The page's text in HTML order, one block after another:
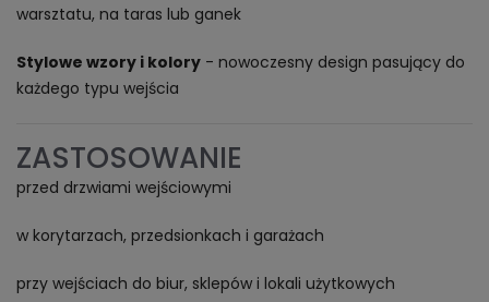
warsztatu, na taras lub ganek
Stylowe wzory i kolory - nowoczesny design pasujący do
każdego typu wejścia
ZASTOSOWANIE
przed drzwiami wejściowymi
w korytarzach, przedsionkach i garażach
przy wejściach do biur, sklepów i lokali użytkowych